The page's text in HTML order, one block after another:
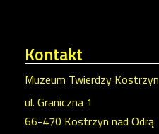
Kontakt
Muzeum Twierdzy Kostrzyn
ul. Graniczna 1
66-470 Kostrzyn nad Odrą